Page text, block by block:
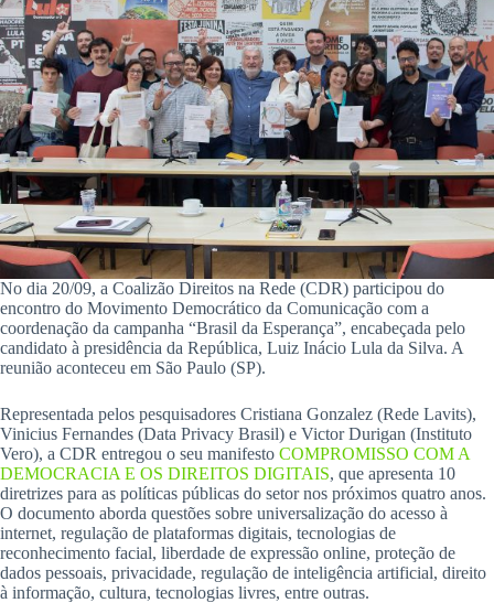
No dia 20/09, a Coalizão Direitos na Rede (CDR) participou do
encontro do Movimento Democrático da Comunicação com a
coordenação da campanha “Brasil da Esperança”, encabeçada pelo
candidato à presidência da República, Luiz Inácio Lula da Silva. A
reunião aconteceu em São Paulo (SP).
Representada pelos pesquisadores Cristiana Gonzalez (Rede Lavits),
Vinicius Fernandes (Data Privacy Brasil) e Victor Durigan (Instituto
Vero), a CDR entregou o seu manifesto COMPROMISSO COM A
DEMOCRACIA E OS DIREITOS DIGITAIS, que apresenta 10
diretrizes para as políticas públicas do setor nos próximos quatro anos.
O documento aborda questões sobre universalização do acesso à
internet, regulação de plataformas digitais, tecnologias de
reconhecimento facial, liberdade de expressão online, proteção de
dados pessoais, privacidade, regulação de inteligência artificial, direito
à informação, cultura, tecnologias livres, entre outras.